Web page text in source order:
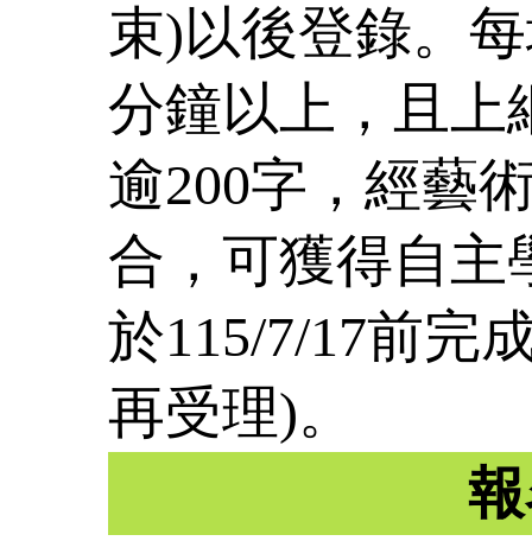
束)以後登錄。
分鐘以上，且上
逾200字，經藝
合，可獲得自主
於115/7/17前完
再受理)。